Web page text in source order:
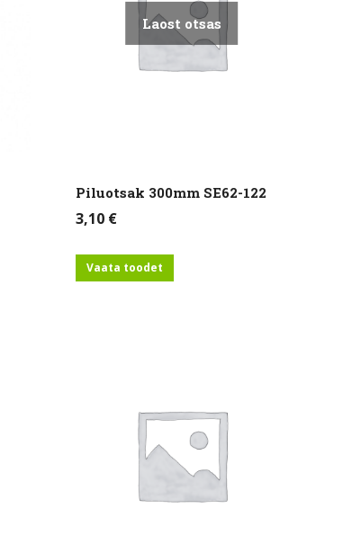
Laost otsas
Piluotsak 300mm SE62-122
3,10 €
Vaata toodet